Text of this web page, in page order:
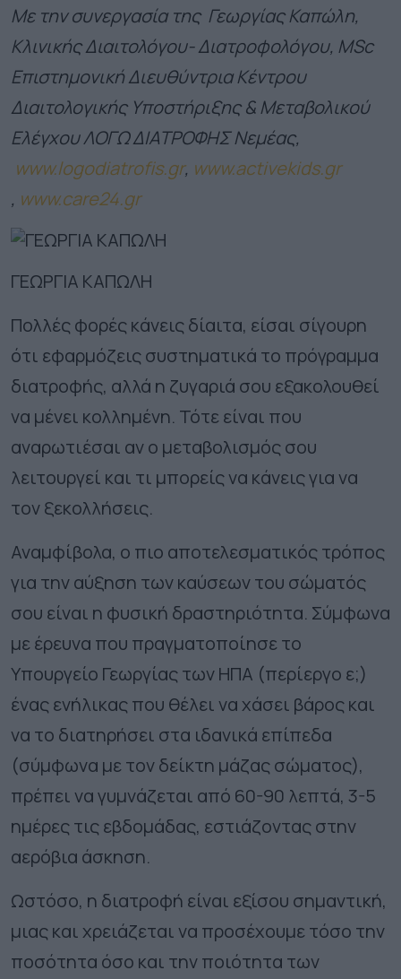
Με την συνεργασία της Γεωργίας Καπώλη,
Κλινικής Διαιτολόγου- Διατροφολόγου, ΜSc
Επιστημονική Διευθύντρια Κέντρου
Διαιτολογικής Υποστήριξης & Μεταβολικού
Ελέγχου ΛΟΓΩ ΔΙΑΤΡΟΦΗΣ Νεμέας,
www.logodiatrofis.gr, www.activekids.gr
, www.care24.gr
ΓΕΩΡΓΙΑ ΚΑΠΩΛΗ
Πολλές φορές κάνεις δίαιτα, είσαι σίγουρη
ότι εφαρμόζεις συστηματικά το πρόγραμμα
διατροφής, αλλά η ζυγαριά σου εξακολουθεί
να μένει κολλημένη. Τότε είναι που
αναρωτιέσαι αν ο μεταβολισμός σου
λειτουργεί και τι μπορείς να κάνεις για να
τον ξεκολλήσεις.
Αναμφίβολα, ο πιο αποτελεσματικός τρόπος
για την αύξηση των καύσεων του σώματός
σου είναι η φυσική δραστηριότητα. Σύμφωνα
με έρευνα που πραγματοποίησε το
Υπουργείο Γεωργίας των ΗΠΑ (περίεργο ε;)
ένας ενήλικας που θέλει να χάσει βάρος και
να το διατηρήσει στα ιδανικά επίπεδα
(σύμφωνα με τον δείκτη μάζας σώματος),
πρέπει να γυμνάζεται από 60-90 λεπτά, 3-5
ημέρες τις εβδομάδας, εστιάζοντας στην
αερόβια άσκηση.
Ωστόσο, η διατροφή είναι εξίσου σημαντική,
μιας και χρειάζεται να προσέχουμε τόσο την
ποσότητα όσο και την ποιότητα των